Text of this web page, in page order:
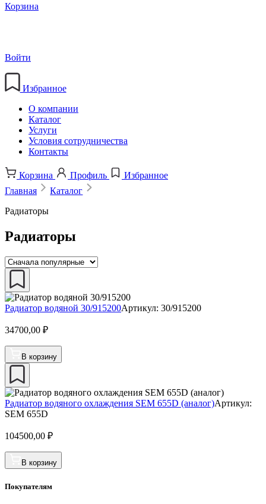
Корзина
Войти
Избранное
О компании
Каталог
Услуги
Условия сотрудничества
Контакты
Корзина Профиль
Избранное
Главная
Каталог
Радиаторы
Радиаторы
Радиатор водяной 30/915200Артикул: 30/915200
34700,00 ₽
В корзину
Радиатор водяного охлаждения SEM 655D (аналог)Артикул:
SEM 655D
104500,00 ₽
В корзину
Покупателям